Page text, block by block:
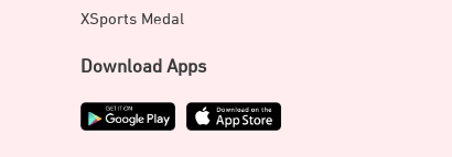
XSports Medal
Download Apps